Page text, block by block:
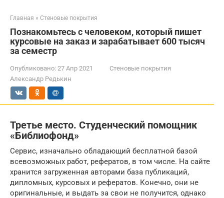
Главная » Стеновые покрытия
Познакомьтесь с человеком, который пишет
курсовые на заказ и зарабатывает 600 тысяч
за семестр
Опубликовано: 27 Апр 2021
Стеновые покрытия
Александр Редькин
Третье место. Студенческий помощник
«Библиофонд»
Сервис, изначально обладающий бесплатной базой
всевозможных работ, рефератов, в том числе. На сайте
хранится загруженная авторами база публикаций,
дипломных, курсовых и рефератов. Конечно, они не
оригинальные, и выдать за свои не получится, однако